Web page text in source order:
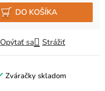
DO KOŠÍKA
Opýtať sa Strážiť
Zváračky skladom